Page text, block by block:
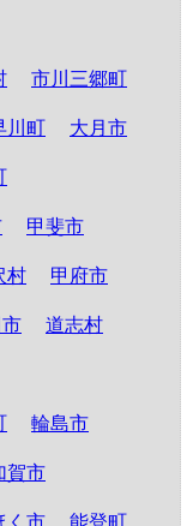
市川三郷町
川町 大月市
甲斐市
村 甲府市
道志村
輪島市
賀市
く市 能登町